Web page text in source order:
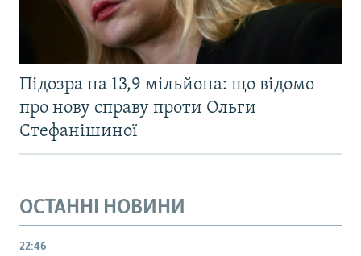
Підозра на 13,9 мільйона: що відомо
про нову справу проти Ольги
Стефанішиної
ОСТАННІ НОВИНИ
22:46